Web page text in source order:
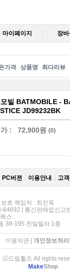
마이페이지 장바
가격 상품명 최다리뷰
빌 BATMOBILE -
JD99232BK
: 72,900원 (0)
PC버젼 이용안내 고
호 책임자 : 최진욱
64692 | 통신판매업신고
스 :
38-195 전일빌라 1층
이용약관| 개인정보처리
ⓒ드림휠즈 All rights
MakeShop